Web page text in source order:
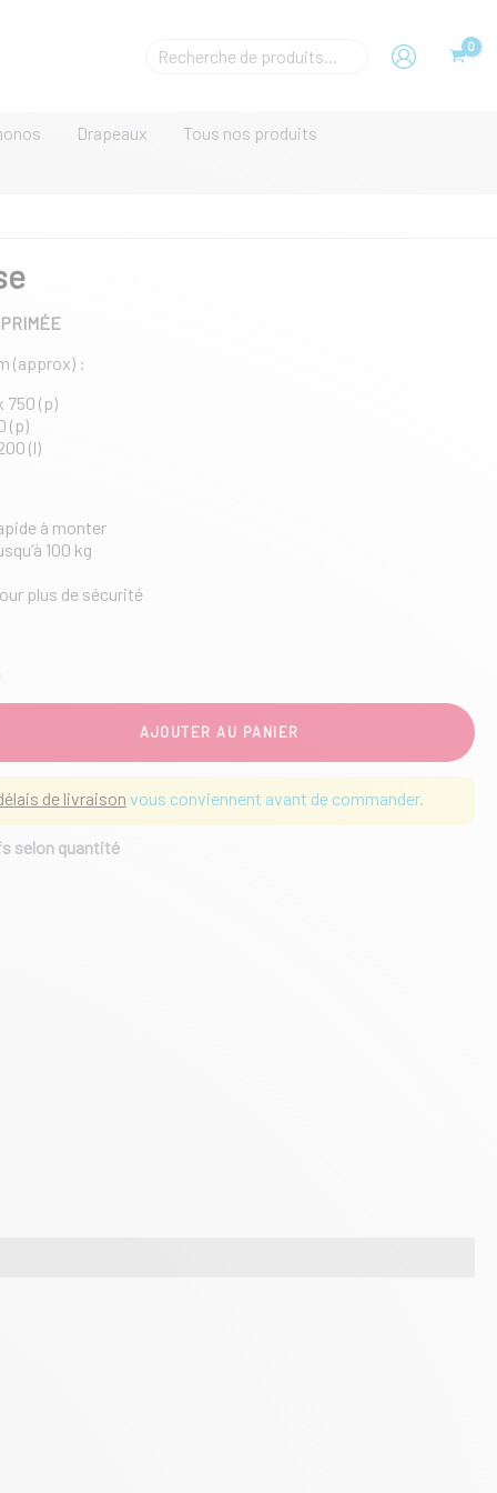
Rechecher
un
Drapeaux
Tous nos produits
(approx) :
750 (p)
(p)
(l)
à monter
100 kg
plus de sécurité
AJOUTER AU PANIER
de livraison vous conviennent avant de commander.
selon quantité